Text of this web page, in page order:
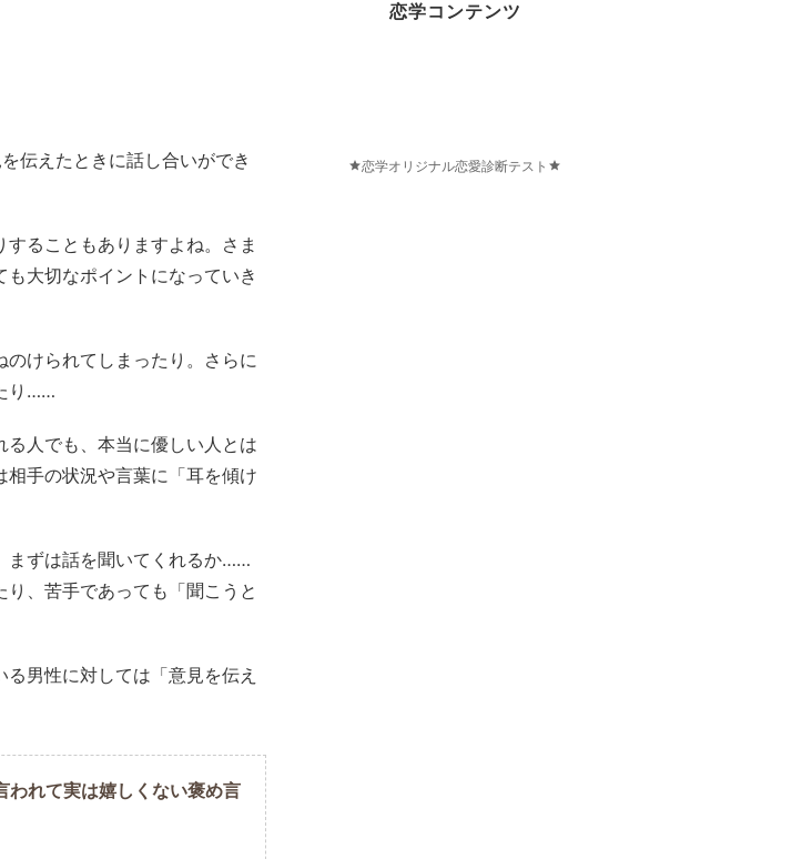
伝えたときに話し合いができ
ることもありますよね。さま
大切なポイントになっていき
けられてしまったり。さらに
り……
人でも、本当に優しい人とは
手の状況や言葉に「耳を傾け
まずは話を聞いてくれるか……
、苦手であっても「聞こうと
男性に対しては「意見を伝え
われて実は嬉しくない褒め言
恋学コンテンツ
恋学オリジナル恋愛診断テスト